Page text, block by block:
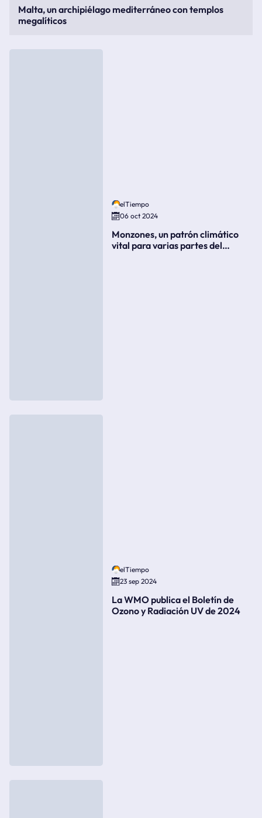
Malta, un archipiélago mediterráneo con templos
megalíticos
elTiempo
06 oct 2024
Monzones, un patrón climático
vital para varias partes del
elTiempo
23 sep 2024
La WMO publica el Boletín de
Ozono y Radiación UV de 2024